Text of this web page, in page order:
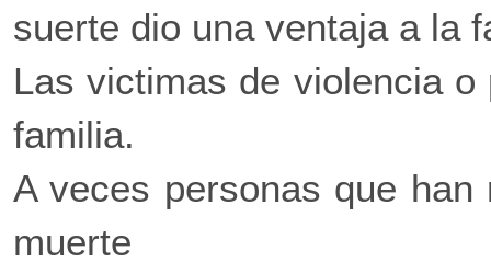
suerte dio una ventaja a la
Las victimas de violencia
familia.
A veces personas que
muerte